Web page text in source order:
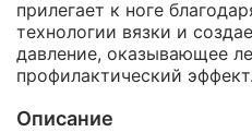
прилегает к ноге
технологии вязки и
давление, оказывающее
профилактический эффект.
Описание